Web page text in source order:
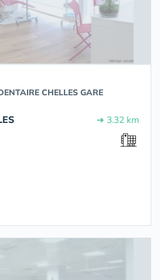
CHELLES GARE
➔ 3.32 km